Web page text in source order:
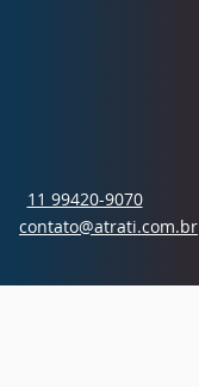
11 99420-9070
contato@atrati.com.br